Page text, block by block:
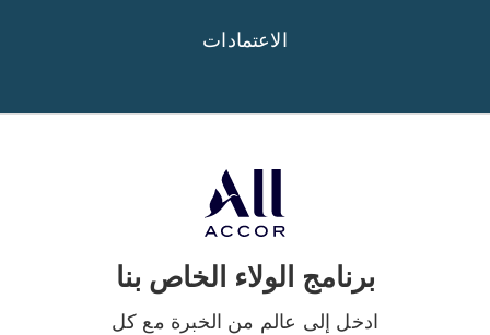
برنامج الولاء الخاص بنا
ادخل إلى عالم من الخبرة مع كل
الاعتمادات